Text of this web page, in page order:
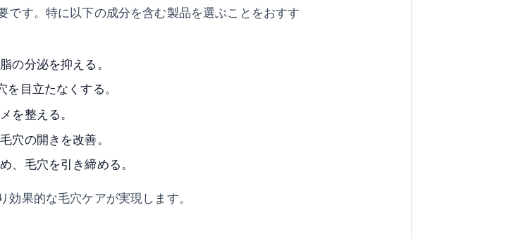
です。特に以下の成分を含む製品を選ぶことをおすす
の分泌を抑える。
目立たなくする。
を整える。
穴の開きを改善。
、毛穴を引き締める。
果的な毛穴ケアが実現します。